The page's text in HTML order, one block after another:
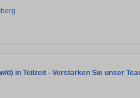
d) in Teilzeit - Verstärken Sie unser